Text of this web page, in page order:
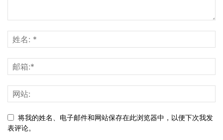
将我的姓名、电子邮件和网站保存在此浏览器中，以便下次我发
表评论。